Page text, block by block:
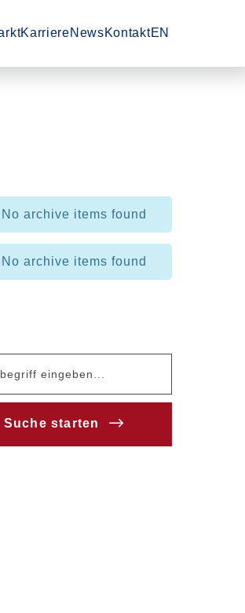
KarriereNewsKontaktEN
No archive items found
No archive items found
Suche starten